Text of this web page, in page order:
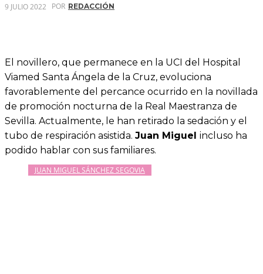
9 JULIO 2022 POR REDACCIÓN
El novillero, que permanece en la UCI del Hospital
Viamed Santa Ángela de la Cruz, evoluciona
favorablemente del percance ocurrido en la novillada
de promoción nocturna de la Real Maestranza de
Sevilla. Actualmente, le han retirado la sedación y el
tubo de respiración asistida. Juan Miguel incluso ha
podido hablar con sus familiares.
JUAN MIGUEL SÁNCHEZ SEGOVIA